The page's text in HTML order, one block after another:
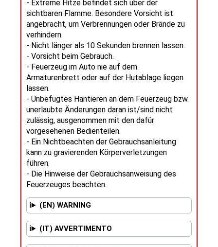
- Extreme Hitze befindet sich über der
sichtbaren Flamme. Besondere Vorsicht ist
angebracht, um Verbrennungen oder Brände zu
verhindern.
- Nicht länger als 10 Sekunden brennen lassen.
- Vorsicht beim Gebrauch.
- Feuerzeug im Auto nie auf dem
Armaturenbrett oder auf der Hutablage liegen
lassen.
- Unbefugtes Hantieren an dem Feuerzeug bzw.
unerlaubte Änderungen daran ist/sind nicht
zulässig, ausgenommen mit den dafür
vorgesehenen Bedienteilen.
- Ein Nichtbeachten der Gebrauchsanleitung
kann zu gravierenden Körperverletzungen
führen.
- Die Hinweise der Gebrauchsanweisung des
Feuerzeuges beachten.
(EN) WARNING
(IT) AVVERTIMENTO